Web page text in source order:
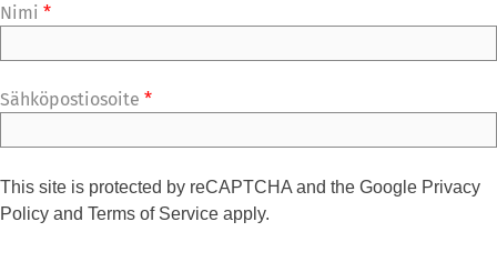
Nimi *
Sähköpostiosoite *
This site is protected by reCAPTCHA and the Google Privacy
Policy and Terms of Service apply.